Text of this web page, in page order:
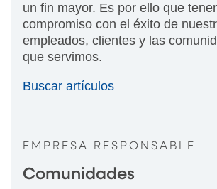
un fin mayor. Es por ello que
compromiso con el éxito de
empleados, clientes y las
que servimos.
Buscar artículos
EMPRESA RESPONSABLE
Comunidades